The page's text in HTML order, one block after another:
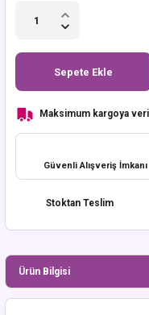
Sepete Ekle
Maksimum kargoya
Güvenli Alışveriş İmkanı
Stoktan Teslim
Ürün Bilgisi